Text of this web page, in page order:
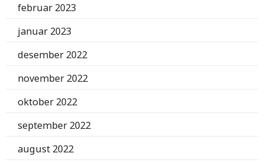
februar 2023
januar 2023
desember 2022
november 2022
oktober 2022
september 2022
august 2022